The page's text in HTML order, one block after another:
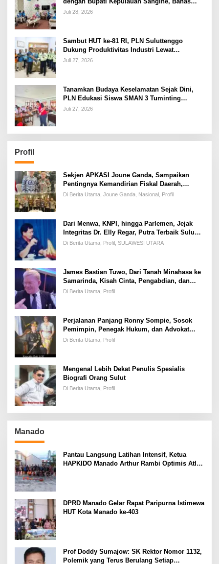
Keandalan Sistem Kelistrikan hingga
Juli 28, 2026
Sambut HUT ke-81 RI, PLN Suluttenggo
Dukung Produktivitas Industri Lewat
Penambahan Daya PT J Resources Bolaang
Juli 27, 2026
Tanamkan Budaya Keselamatan Sejak Dini,
PLN Edukasi Siswa SMAN 3 Tuminting
Manado Soal Bahaya Listrik
Juli 27, 2026
Profil
Sekjen APKASI Joune Ganda, Sampaikan
Pentingnya Kemandirian Fiskal Daerah,
Dihadapan Pimpinan DPR-RI
Di Berita Utama, Joune Ganda, Nasional, Profil
Dari Menwa, KNPI, hingga Parlemen, Jejak
Integritas Dr. Elly Regar, Putra Terbaik Suluun
yang Disegani Lintas Generasi
Di Berita Utama, Profil, SULAWESI UTARA
James Bastian Tuwo, Dari Tanah Minahasa ke
Samarinda, Kisah Cinta, Pengabdian, dan
Kesuksesan
Di Berita Utama, Profil
Perjalanan Panjang Ronny Sompie, Sosok
Pemimpin, Penegak Hukum, dan Advokat
Keadilan
Di Berita Utama, Profil
Mengenal Lebih Dekat Penulis Spesialis
Biografi Orang Sulut
Di Berita Utama, Profil
Manado
Pantau Langsung Latihan Intensif, Ketua
HAPKIDO Manado Arthur Rambi Optimis Atlet
DPRD Manado Gelar Rapat Paripurna Istimewa
HUT Kota Manado ke-403
Prof Doddy Sumajow: SK Rektor Nomor 1132,
Polemik yang Terus Berulang Setiap